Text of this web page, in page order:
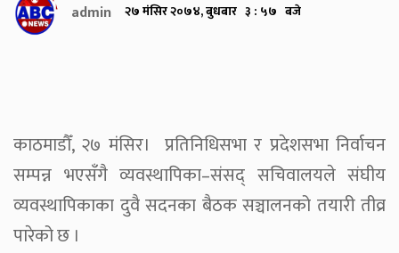
admin २७ मंसिर २०७४, बुधबार ३ : ५७ बजे
काठमाडौँ, २७ मंसिर। प्रतिनिधिसभा र प्रदेशसभा निर्वाचन
सम्पन्न भएसँगै व्यवस्थापिका–संसद् सचिवालयले संघीय
व्यवस्थापिकाका दुवै सदनका बैठक सञ्चालनको तयारी तीव्र
पारेको छ ।